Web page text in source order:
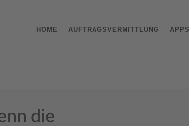
HOME AUFTRAGSVERMITTLUNG APPS
die